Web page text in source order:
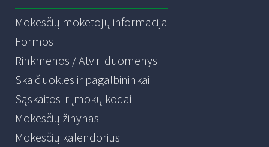
Mokesčių mokėtojų informacija
Formos
Rinkmenos / Atviri duomenys
Skaičiuoklės ir pagalbininkai
Sąskaitos ir įmokų kodai
Mokesčių žinynas
Mokesčių kalendorius